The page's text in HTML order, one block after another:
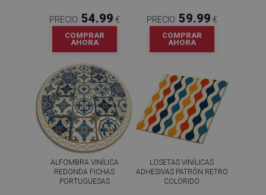
PRECIO: 54.99 €
COMPRAR
AHORA
PRECIO: 59.99 €
COMPRAR
AHORA
ALFOMBRA VINÍLICA
REDONDA FICHAS
PORTUGUESAS
LOSETAS VINÍLICAS
ADHESIVAS PATRÓN RETRO
COLORIDO